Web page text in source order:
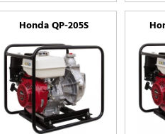
Honda QP-205S